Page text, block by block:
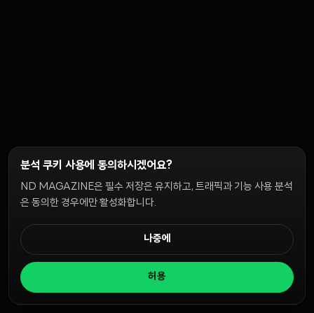
분석 쿠키 사용에 동의하시겠어요?
ND MAGAZINE은 필수 저장은 유지하고, 트래픽과 기능 사용 분석
은 동의한 경우에만 활성화합니다.
나중에
허용